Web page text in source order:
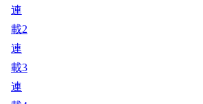
連
載2
連
載3
連